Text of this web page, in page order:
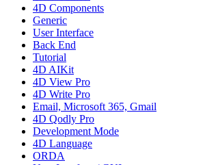
4D Components
Generic
User Interface
Back End
Tutorial
4D AIKit
4D View Pro
4D Write Pro
Email, Microsoft 365, Gmail
4D Qodly Pro
Development Mode
4D Language
ORDA